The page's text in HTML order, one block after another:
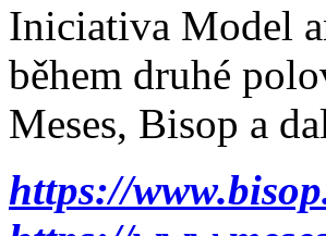
Iniciativa Model
během druhé
Meses, Bisop a
https://